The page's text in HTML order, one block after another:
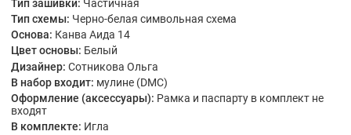
Тип зашивки: Частичная
Тип схемы: Черно-белая символьная схема
Основа: Канва Аида 14
Цвет основы: Белый
Дизайнер: Сотникова Ольга
В набор входит: мулине (DMC)
Оформление (аксессуары): Рамка и паспарту в комплект не
входят
В комплекте: Игла